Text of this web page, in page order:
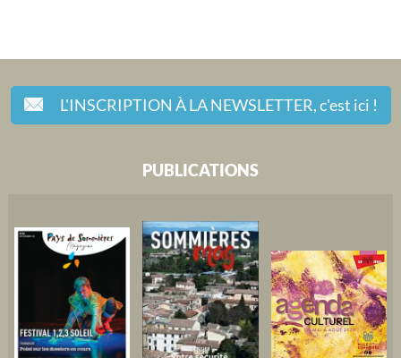
L'INSCRIPTION À LA NEWSLETTER,c'est ici !
PUBLICATIONS